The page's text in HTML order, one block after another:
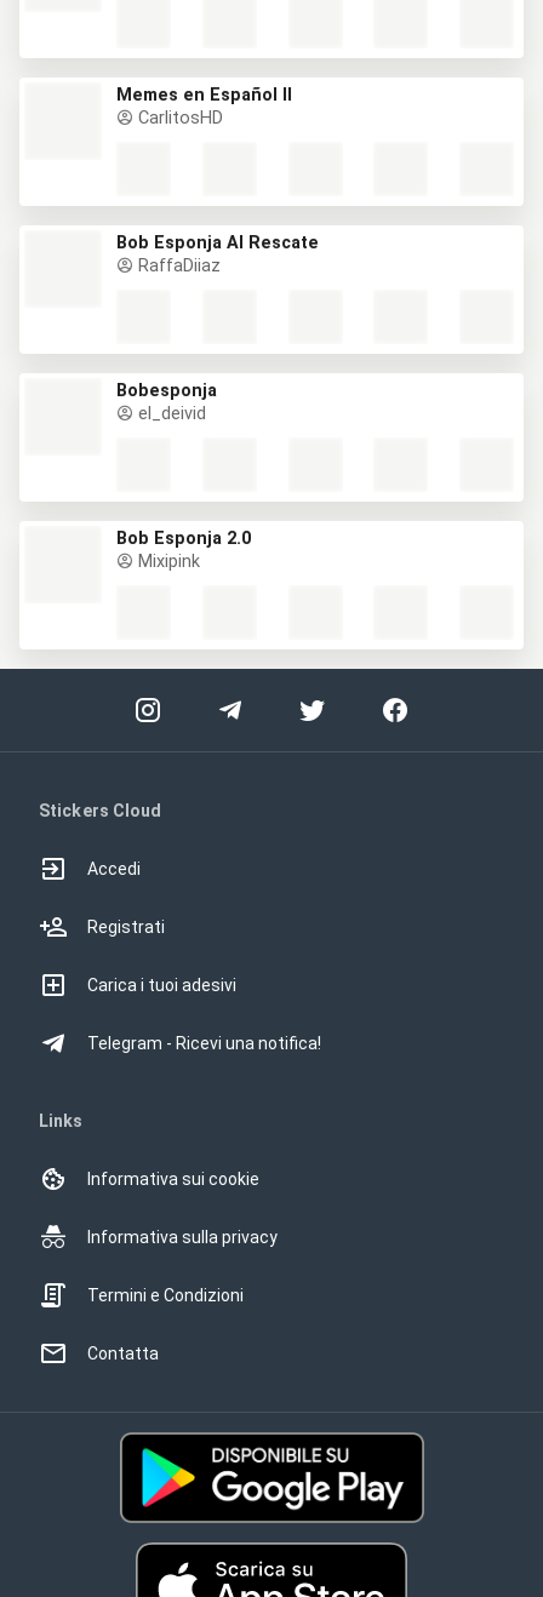
Memes en Español II
CarlitosHD
Bob Esponja Al Rescate
RaffaDiiaz
Bobesponja
el_deivid
Bob Esponja 2.0
Mixipink
Stickers Cloud
Accedi
Registrati
Carica i tuoi adesivi
Telegram - Ricevi una notifica!
Links
Informativa sui cookie
Informativa sulla privacy
Termini e Condizioni
Contatta